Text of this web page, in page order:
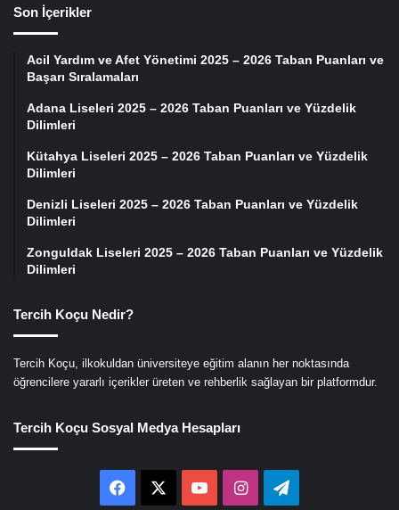
Son İçerikler
Acil Yardım ve Afet Yönetimi 2025 – 2026 Taban Puanları ve
Başarı Sıralamaları
Adana Liseleri 2025 – 2026 Taban Puanları ve Yüzdelik
Dilimleri
Kütahya Liseleri 2025 – 2026 Taban Puanları ve Yüzdelik
Dilimleri
Denizli Liseleri 2025 – 2026 Taban Puanları ve Yüzdelik
Dilimleri
Zonguldak Liseleri 2025 – 2026 Taban Puanları ve Yüzdelik
Dilimleri
Tercih Koçu Nedir?
Tercih Koçu, ilkokuldan üniversiteye eğitim alanın her noktasında
öğrencilere yararlı içerikler üreten ve rehberlik sağlayan bir platformdur.
Tercih Koçu Sosyal Medya Hesapları
Facebook YouTubeInstagramTelegram